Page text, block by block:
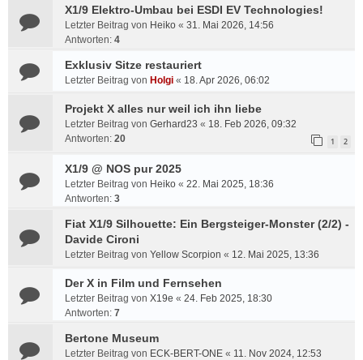
X1/9 Elektro-Umbau bei ESDI EV Technologies!
Letzter Beitrag von Heiko « 31. Mai 2026, 14:56
Antworten: 4
Exklusiv Sitze restauriert
Letzter Beitrag von Holgi « 18. Apr 2026, 06:02
Projekt X alles nur weil ich ihn liebe
Letzter Beitrag von Gerhard23 « 18. Feb 2026, 09:32
Antworten: 20 1 2
X1/9 @ NOS pur 2025
Letzter Beitrag von Heiko « 22. Mai 2025, 18:36
Antworten: 3
Fiat X1/9 Silhouette: Ein Bergsteiger-Monster (2/2) -
Davide Cironi
Letzter Beitrag von Yellow Scorpion « 12. Mai 2025, 13:36
Der X in Film und Fernsehen
Letzter Beitrag von X19e « 24. Feb 2025, 18:30
Antworten: 7
Bertone Museum
Letzter Beitrag von ECK-BERT-ONE « 11. Nov 2024, 12:53